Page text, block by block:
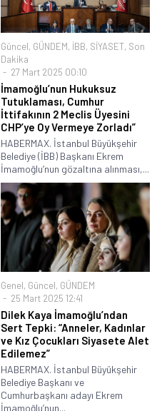
Güncel, GÜNDEM, İBB, SİYASET, Son
Dakika
27 Mart 2025 00:10
İmamoğlu’nun Hukuksuz
Tutuklaması, Cumhur
İttifakının 2 Meclis Üyesini
CHP’ye Oy Vermeye Zorladı”
HABERMAX. İstanbul Büyükşehir
Belediye (İBB) Başkanı Ekrem
İmamoğlu’nun gözaltına alınması,...
Genel, Güncel, GÜNDEM
25 Mart 2025 12:41
Dilek Kaya İmamoğlu’ndan
Sert Tepki: “Anneler, Kadınlar
ve Kız Çocukları Siyasete Alet
Edilemez”
HABERMAX. İstanbul Büyükşehir
Belediye Başkanı ve
Cumhurbaşkanı adayı Ekrem
İmamoğlu’nun...